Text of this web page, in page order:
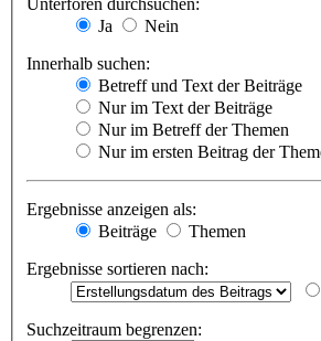
Unterforen durchsuchen:
Ja
Nein
Innerhalb suchen:
Betreff und Text der Beiträge
Nur im Text der Beiträge
Nur im Betreff der Themen
Nur im ersten Beitrag der
Ergebnisse anzeigen als:
Beiträge
Themen
Ergebnisse sortieren nach:
Suchzeitraum begrenzen: